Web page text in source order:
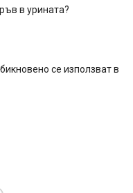
в урината?
се използват в